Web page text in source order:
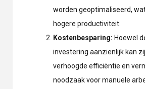
worden geoptimaliseerd,
hogere productiviteit.
Kostenbesparing: Hoewel
investering aanzienlijk kan
verhoogde efficiëntie en
noodzaak voor manuele